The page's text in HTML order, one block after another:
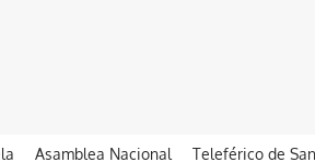
Asamblea Nacional Teleférico de